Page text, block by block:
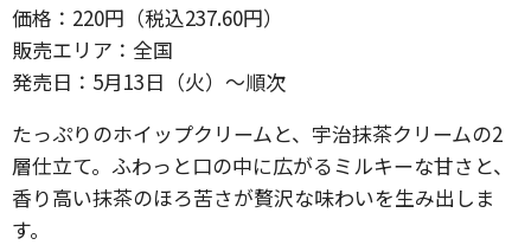
価格：220円（税込237.60円）
販売エリア：全国
発売日：5月13日（火）〜順次
たっぷりのホイップクリームと、宇治抹茶クリームの2
層仕立て。ふわっと口の中に広がるミルキーな甘さと、
香り高い抹茶のほろ苦さが贅沢な味わいを生み出しま
す。